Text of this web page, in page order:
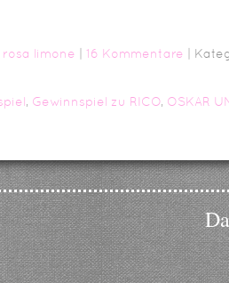
rosa limone 16 Kommentare |
, Gewinnspiel zu RICO, OSKAR